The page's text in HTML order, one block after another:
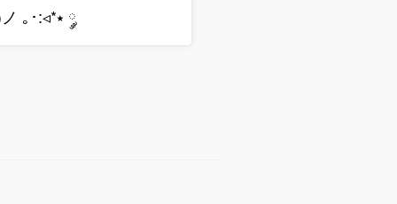
｡･:◃*⭑